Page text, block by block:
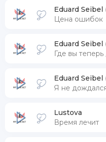
Eduard Seibel
Цена ошибок
Eduard Seibel
Где вы теперь
Eduard Seibel
Я не
Lustova
Время лечит